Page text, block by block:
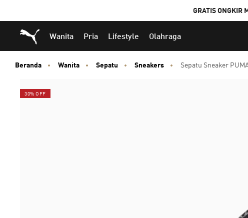
GRATIS ONGKIR
Puma Beranda
Wanita Pria Lifestyle Olahraga
Beranda Wanita Sepatu Sneakers Sepatu Sneaker
30% OFF